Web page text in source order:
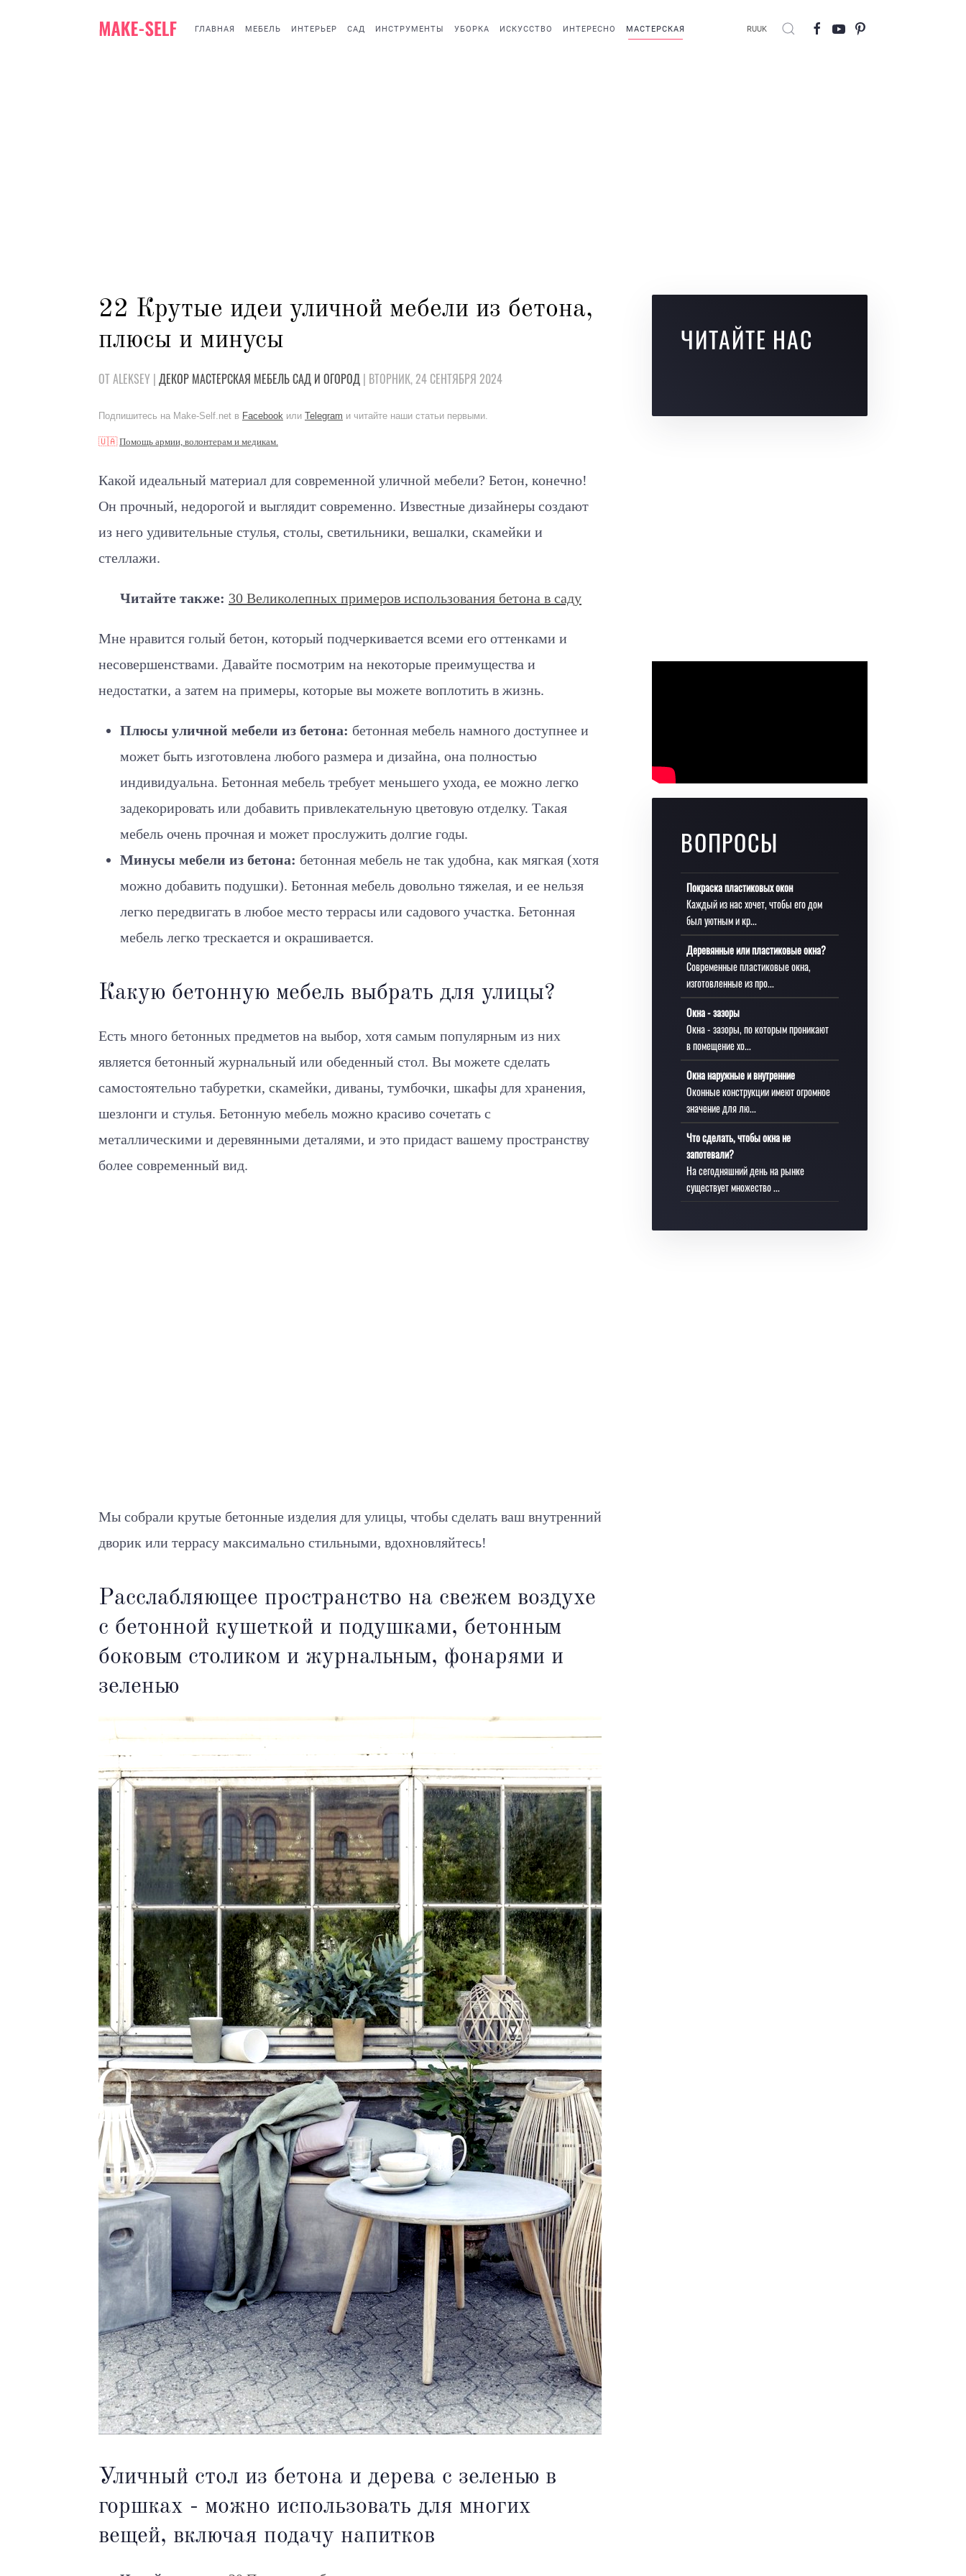
ГЛАВНАЯ МЕБЕЛЬ ИНТЕРЬЕР САД ИНСТРУМЕНТЫ УБОРКА ИСКУССТВО ИНТЕРЕСНО МАСТЕРСКАЯ RUUK
22 Крутые идеи уличной мебели из бетона,
плюсы и минусы
ОТ ALEKSEY | ДЕКОР МАСТЕРСКАЯ МЕБЕЛЬСАД И ОГОРОД | ВТОРНИК, 24 СЕНТЯБРЯ 2024
Подпишитесь на Make-Self.net в Facebook или Telegram и читайте наши статьи первыми.
🇺🇦Помощь армии, волонтерам и медикам.
Какой идеальный материал для современной уличной мебели? Бетон, конечно!
Он прочный, недорогой и выглядит современно. Известные дизайнеры создают
из него удивительные стулья, столы, светильники, вешалки, скамейки и
стеллажи.
Читайте также: 30 Великолепных примеров использования бетона в саду
Мне нравится голый бетон, который подчеркивается всеми его оттенками и
несовершенствами. Давайте посмотрим на некоторые преимущества и
недостатки, а затем на примеры, которые вы можете воплотить в жизнь.
Плюсы уличной мебели из бетона: бетонная мебель намного доступнее и
может быть изготовлена любого размера и дизайна, она полностью
индивидуальна. Бетонная мебель требует меньшего ухода, ее можно легко
задекорировать или добавить привлекательную цветовую отделку. Такая
мебель очень прочная и может прослужить долгие годы.
Минусы мебели из бетона: бетонная мебель не так удобна, как мягкая (хотя
можно добавить подушки). Бетонная мебель довольно тяжелая, и ее нельзя
легко передвигать в любое место террасы или садового участка. Бетонная
мебель легко трескается и окрашивается.
Какую бетонную мебель выбрать для улицы?
Есть много бетонных предметов на выбор, хотя самым популярным из них
является бетонный журнальный или обеденный стол. Вы можете сделать
самостоятельно табуретки, скамейки, диваны, тумбочки, шкафы для хранения,
шезлонги и стулья. Бетонную мебель можно красиво сочетать с
металлическими и деревянными деталями, и это придаст вашему пространству
более современный вид.
Мы собрали крутые бетонные изделия для улицы, чтобы сделать ваш внутренний
дворик или террасу максимально стильными, вдохновляйтесь!
Расслабляющее пространство на свежем воздухе
с бетонной кушеткой и подушками, бетонным
боковым столиком и журнальным, фонарями и
зеленью
Уличный стол из бетона и дерева с зеленью в
горшках - можно использовать для многих
вещей, включая подачу напитков
ЧИТАЙТЕ НАС
ВОПРОСЫ
Покраска пластиковых окон
Каждый из нас хочет, чтобы его дом
был уютным и кр...
Деревянные или пластиковые окна?
Современные пластиковые окна,
изготовленные из про...
Окна - зазоры
Окна - зазоры, по которым проникают
в помещение хо...
Окна наружные и внутренние
Оконные конструкции имеют огромное
значение для лю...
Что сделать, чтобы окна не
запотевали?
На сегодняшний день на рынке
существует множество ...